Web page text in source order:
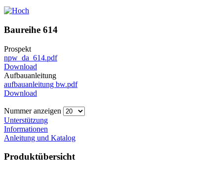
Baureihe 614
Prospekt
npw_da_614.pdf
Download
Aufbauanleitung
aufbauanleitung bw.pdf
Download
Nummer anzeigen
Unterstützung
Informationen
Anleitung und Katalog
Produktübersicht